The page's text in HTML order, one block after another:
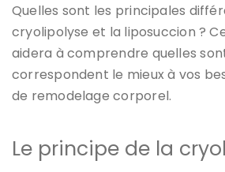
Quelles sont les principales
cryolipolyse et la liposuccion ?
aidera à comprendre quelles
correspondent le mieux à vos
de remodelage corporel.
Le principe de la